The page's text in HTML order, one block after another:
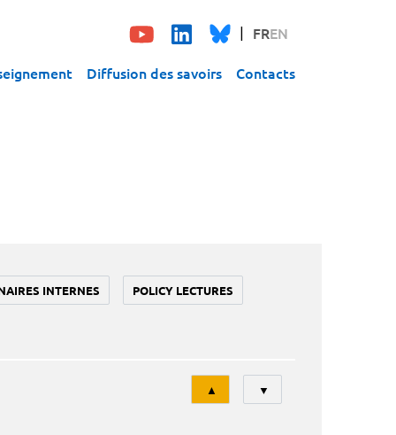
FREN
Diffusion des savoirs Contacts
INTERNES POLICY LECTURES
Tri
▲ ▼